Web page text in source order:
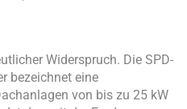
Widerspruch. Die SPD-
bezeichnet eine
von bis zu 25 kW